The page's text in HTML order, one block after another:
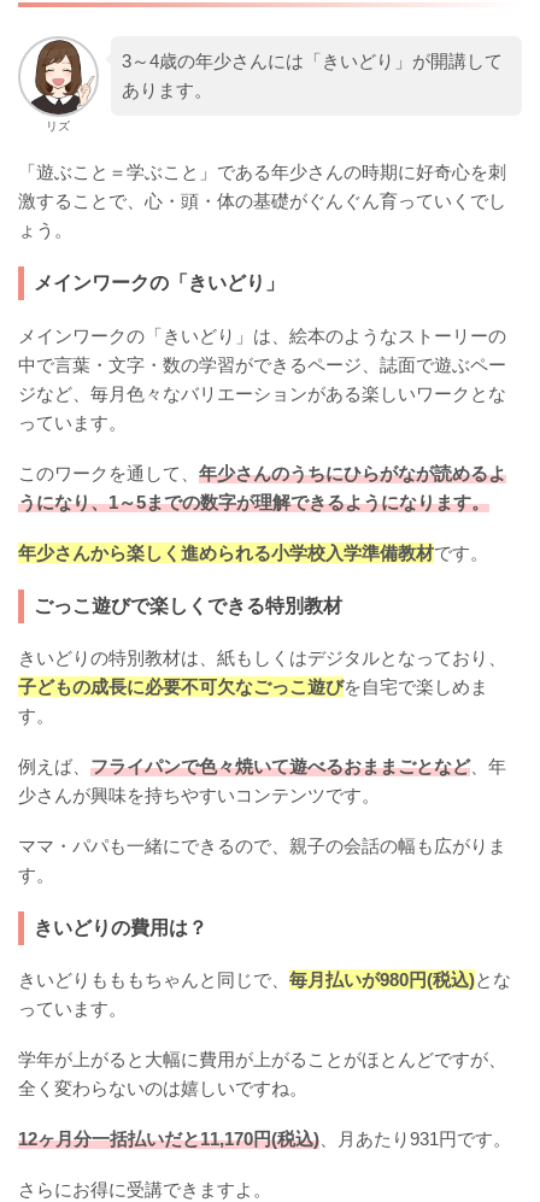
リズ
3～4歳の年少さんには「きいどり」が開講して
あります。
「遊ぶこと＝学ぶこと」である年少さんの時期に好奇心を刺
激することで、心・頭・体の基礎がぐんぐん育っていくでし
ょう。
メインワークの「きいどり」
メインワークの「きいどり」は、絵本のようなストーリーの
中で言葉・文字・数の学習ができるページ、誌面で遊ぶペー
ジなど、毎月色々なバリエーションがある楽しいワークとな
っています。
このワークを通して、 年少さんのうちにひらがなが読めるよ
うになり、1～5までの数字が理解できるようになります。
年少さんから楽しく進められる小学校入学準備教材です。
ごっこ遊びで楽しくできる特別教材
きいどりの特別教材は、紙もしくはデジタルとなっており、
子どもの成長に必要不可欠なごっこ遊びを自宅で楽しめま
す。
例えば、 フライパンで色々焼いて遊べるおままごとなど、年
少さんが興味を持ちやすいコンテンツです。
ママ・パパも一緒にできるので、親子の会話の幅も広がりま
す。
きいどりの費用は？
きいどりもももちゃんと同じで、 毎月払いが980円(税込)とな
っています。
学年が上がると大幅に費用が上がることがほとんどですが、
全く変わらないのは嬉しいですね。
12ヶ月分一括払いだと11,170円(税込) 、月あたり931円です。
さらにお得に受講できますよ。